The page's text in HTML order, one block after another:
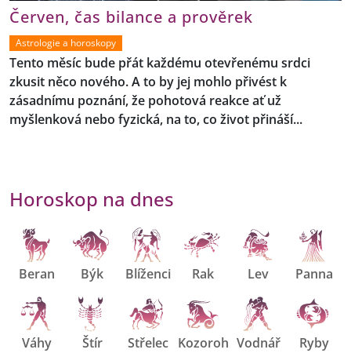
Červen, čas bilance a prověrek
Astrologie a horoskopy
Tento měsíc bude přát každému otevřenému srdci
zkusit něco nového. A to by jej mohlo přivést k
zásadnímu poznání, že pohotová reakce ať už
myšlenková nebo fyzická, na to, co život přináší...
Horoskop na dnes
Beran Býk Blíženci Rak Lev Panna
Váhy Štír Střelec Kozoroh Vodnář Ryby